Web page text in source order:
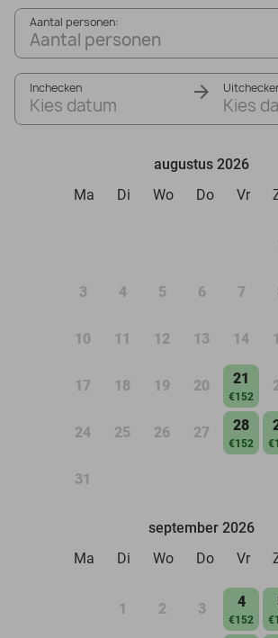
Aantal personen:
Aantal personen
Inchecken
Kies datum Kies
augustus 2026
Ma
Di Wo Do Vr
3 4 5 6 7
10 11 12 13 14
17 18 19 20 21
€152
24 25 26 27 28
€152
31
september 2026
Ma
Di Wo Do Vr
1 2 3 4
€152